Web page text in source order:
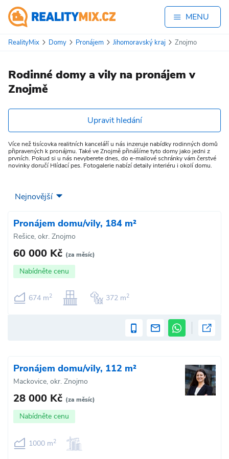
MENU
RealityMix Domy Pronájem Jihomoravský kraj Znojmo
Rodinné domy a vily na pronájem v
Znojmě
Upravit hledání
Více než tisícovka realitních kanceláří u nás inzeruje nabídky rodinných domů
připravených k pronájmu. Také ve Znojmě přinášíme tyto domy jako jedni z
prvních. Pokud si u nás nevyberete dnes, do e-mailové schránky vám čerstvé
novinky doručí Hlídací pes. Fotogalerie nabízí detaily interiéru i okolí domu.
Pronájem domu/vily, 184 m²
Rešice, okr. Znojmo
60 000 Kč (za měsíc)
Nabídněte cenu
674 m2 372 m2
Pronájem domu/vily, 112 m²
Mackovice, okr. Znojmo
28 000 Kč (za měsíc)
Nabídněte cenu
1000 m2